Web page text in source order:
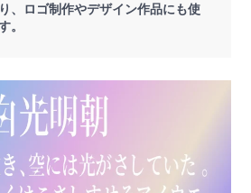
、ロゴ制作やデザイン作品にも使
。